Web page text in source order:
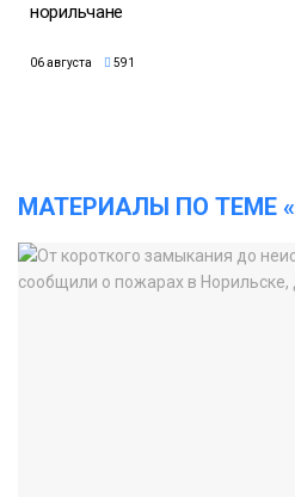
норильчане
06 августа 591
МАТЕРИАЛЫ ПО ТЕМЕ